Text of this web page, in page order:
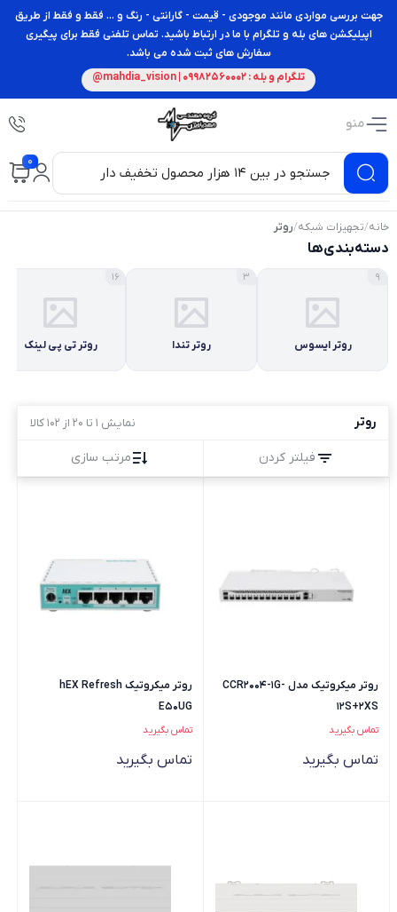
جهت بررسی مواردی مانند موجودی - قیمت - گارانتی - رنگ و ... فقط و فقط از طریق
اپیلیکشن های بله و تلگرام با ما در ارتباط باشید. تماس تلفنی فقط برای پیگیری
سفارش های ثبت شده می باشد.
تلگرام و بله : 09982560002 | mahdia_vision@
منو
0
خانه/تجهیزات شبکه/روتر
دسته‌بندی‌ها
9
روتر ایسوس
3
روتر تندا
16
روتر تی پی لینک
روتر نمایش 1 تا 20 از 102 کالا
فیلتر کردن مرتب سازی
روتر میکروتیک مدل CCR2004-1G-
12S+2XS
تماس بگیرید
تماس بگیرید
روتر میکروتیک hEX Refresh
E50UG
تماس بگیرید
تماس بگیرید